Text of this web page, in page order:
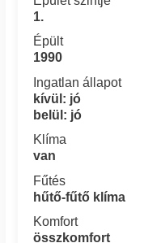
1.
Épült
1990
Ingatlan állapot
kívül: jó
belül: jó
Klíma
van
Fűtés
hűtő-fűtő klíma
Komfort
összkomfort